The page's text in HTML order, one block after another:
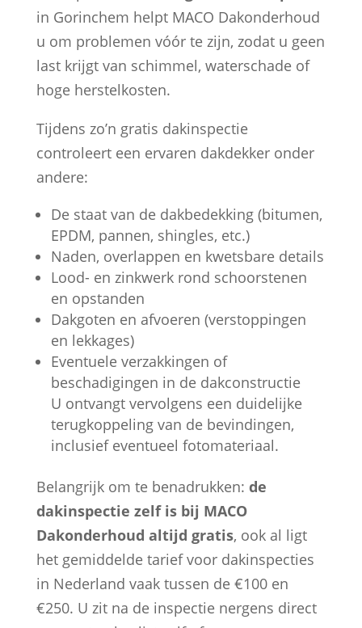
in Gorinchem helpt MACO Dakonderhoud
u om problemen vóór te zijn, zodat u geen
last krijgt van schimmel, waterschade of
hoge herstelkosten.
Tijdens zo’n gratis dakinspectie
controleert een ervaren dakdekker onder
andere:
De staat van de dakbedekking (bitumen,
EPDM, pannen, shingles, etc.)
Naden, overlappen en kwetsbare details
Lood- en zinkwerk rond schoorstenen
en opstanden
Dakgoten en afvoeren (verstoppingen
en lekkages)
Eventuele verzakkingen of
beschadigingen in de dakconstructie
U ontvangt vervolgens een duidelijke
terugkoppeling van de bevindingen,
inclusief eventueel fotomateriaal.
Belangrijk om te benadrukken: de
dakinspectie zelf is bij MACO
Dakonderhoud altijd gratis, ook al ligt
het gemiddelde tarief voor dakinspecties
in Nederland vaak tussen de €100 en
€250. U zit na de inspectie nergens direct